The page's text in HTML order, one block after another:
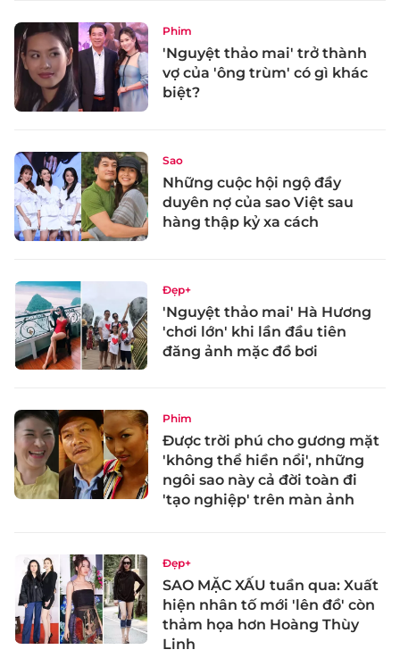
Phim
'Nguyệt thảo mai' trở thành
vợ của 'ông trùm' có gì khác
biệt?
Sao
Những cuộc hội ngộ đầy
duyên nợ của sao Việt sau
hàng thập kỷ xa cách
Đẹp+
'Nguyệt thảo mai' Hà Hương
'chơi lớn' khi lần đầu tiên
đăng ảnh mặc đồ bơi
Phim
Được trời phú cho gương mặt
'không thể hiền nổi', những
ngôi sao này cả đời toàn đi
'tạo nghiệp' trên màn ảnh
Đẹp+
SAO MẶC XẤU tuần qua: Xuất
hiện nhân tố mới 'lên đồ' còn
thảm họa hơn Hoàng Thùy
Linh